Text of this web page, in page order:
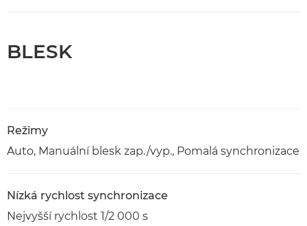
BLESK
Režimy
Auto, Manuální blesk zap./vyp., Pomalá synchronizace
Nízká rychlost synchronizace
Nejvyšší rychlost 1/2 000 s